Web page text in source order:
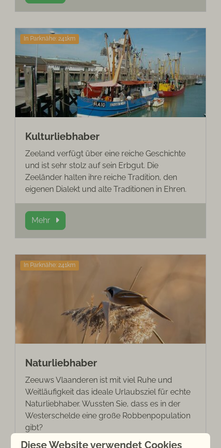
In Parknähe: 241km
Kulturliebhaber
Zeeland verfügt über eine reiche Geschichte
und ist sehr stolz auf sein Erbgut. Die
Zeeländer halten ihre reiche Tradition, den
eigenen Dialekt und alte Traditionen in Ehren.
Mehr
In Parknähe: 241km
Naturliebhaber
Zeeuws Vlaanderen ist mit viel Ruhe und
Weitläufigkeit das ideale Urlaubsziel für echte
Naturliebhaber. Wussten Sie, dass es in der
Westerschelde eine große Robbenpopulation
gibt?
Diese Website verwendet Cookies